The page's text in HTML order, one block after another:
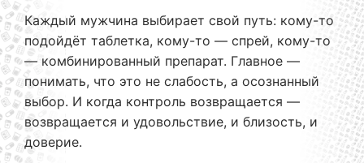
Каждый мужчина выбирает свой путь: кому-то
подойдёт таблетка, кому-то — спрей, кому-то
— комбинированный препарат. Главное —
понимать, что это не слабость, а осознанный
выбор. И когда контроль возвращается —
возвращается и удовольствие, и близость, и
доверие.